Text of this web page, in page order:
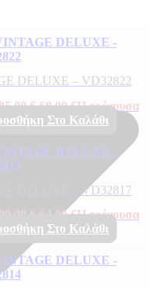
DELUXE – VD32822
€.68,00€Η τρέχουσα
Στο Καλάθι
DELUXE – VD32817
€. 64,00€Η τρέχουσα
Στο Καλάθι